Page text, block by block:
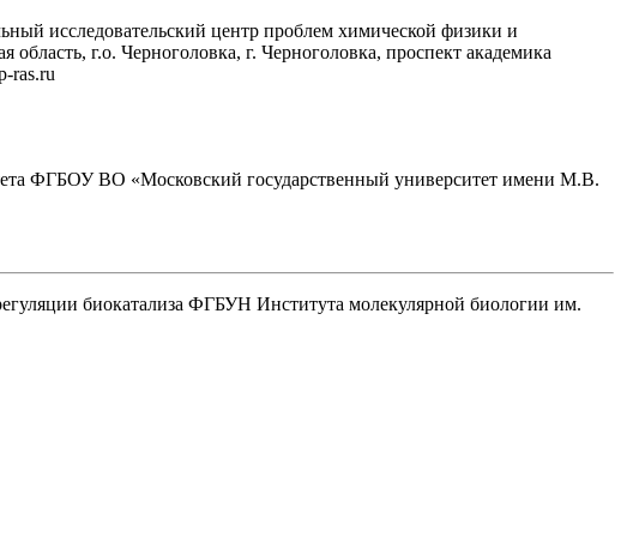
исследовательский центр проблем химической физики и
область, г.о. Черноголовка, г. Черноголовка, проспект академика
ras.ru
ФГБОУ ВО «Московский государственный университет имени М.В.
биокатализа ФГБУН Института молекулярной биологии им.